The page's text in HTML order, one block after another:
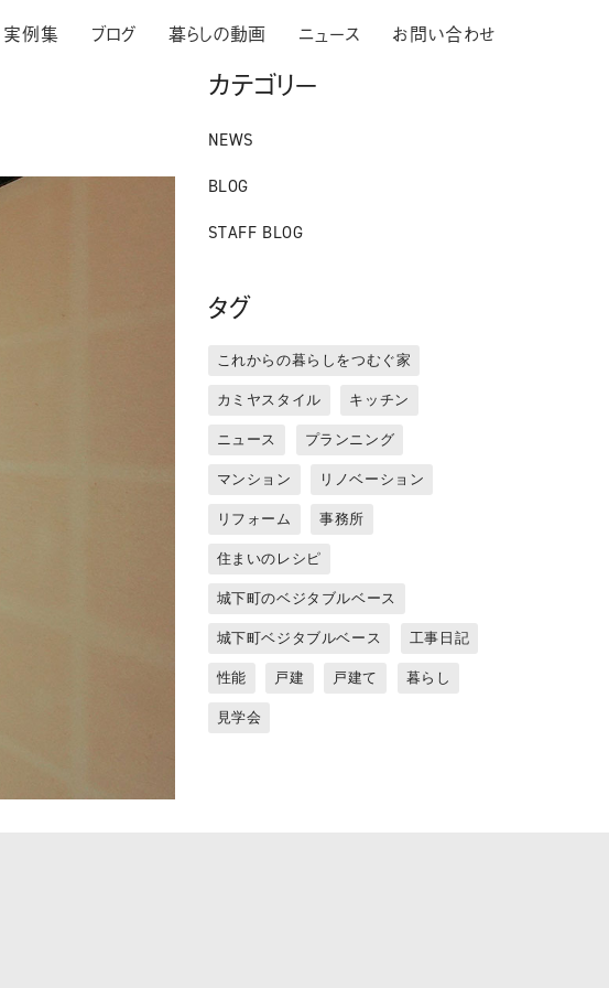
実例集 ブログ 暮らしの動画 ニュース お問い合わせ
カテゴリー
NEWS
BLOG
STAFF BLOG
タグ
これからの暮らしをつむぐ家
カミヤスタイル キッチン
ニュース プランニング
マンション リノベーション
リフォーム 事務所
住まいのレシピ
城下町のベジタブルベース
城下町ベジタブルベース 工事日記
性能 戸建 戸建て 暮らし
見学会